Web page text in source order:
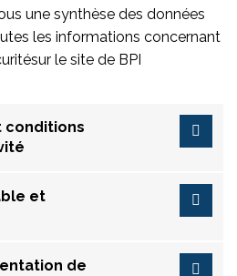
une synthèse des données
les informations concernant
sur le site de BPI
conditions
et
de